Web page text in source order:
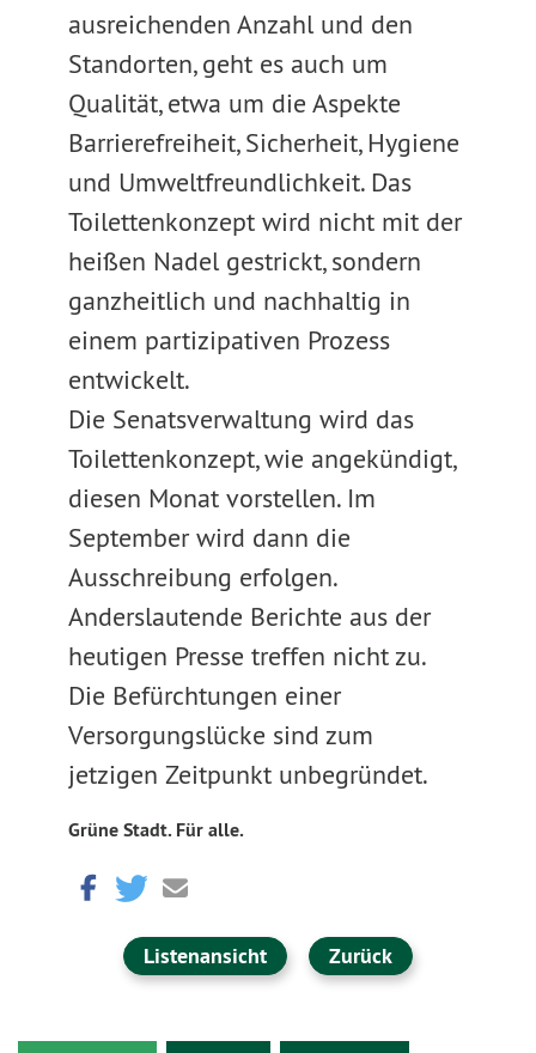
ausreichenden Anzahl und den
Standorten, geht es auch um
Qualität, etwa um die Aspekte
Barrierefreiheit, Sicherheit, Hygiene
und Umweltfreundlichkeit. Das
Toilettenkonzept wird nicht mit der
heißen Nadel gestrickt, sondern
ganzheitlich und nachhaltig in
einem partizipativen Prozess
entwickelt.
Die Senatsverwaltung wird das
Toilettenkonzept, wie angekündigt,
diesen Monat vorstellen. Im
September wird dann die
Ausschreibung erfolgen.
Anderslautende Berichte aus der
heutigen Presse treffen nicht zu.
Die Befürchtungen einer
Versorgungslücke sind zum
jetzigen Zeitpunkt unbegründet.
Grüne Stadt. Für alle.
Listenansicht Zurück